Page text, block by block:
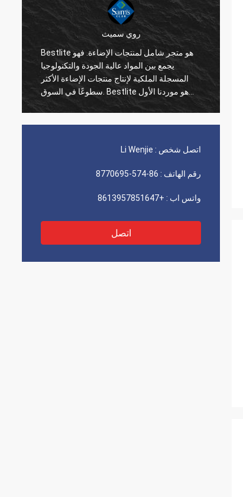
روي سميث
Bestlite هو متجر شامل لمنتجات الإضاءة. فهو
يجمع بين المواد عالية الجودة والتكنولوجيا
المسجلة الملكية لإنتاج منتجات الإضاءة الأكثر
سطوعًا في السوق. Bestlite هو موردنا الأول
وشريك موثوق به منذ فترة طويلة. لدينا عدد من
اتصل شخص : Li Wenjie
رقم الهاتف : 86-574-8770695
واتس اب : +8613957851647
اتصل